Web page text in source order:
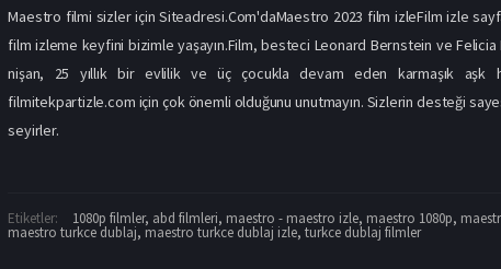
Maestro filmi sizler için Siteadresi.Com'daMaestro 2023 film izleFilm izle
film izleme keyfini bizimle yaşayın.Film, besteci Leonard Bernstein ve
nişan, 25 yıllık bir evlilik ve üç çocukla devam eden karmaşık aşk
filmitekpartizle.com için çok önemli olduğunu unutmayın. Sizlerin desteği
seyirler.
Etiketler: 1080p filmler, abd filmleri, maestro - maestro izle, maestro 1080p,
maestro turkce dublaj, maestro turkce dublaj izle,turkce dublaj filmler